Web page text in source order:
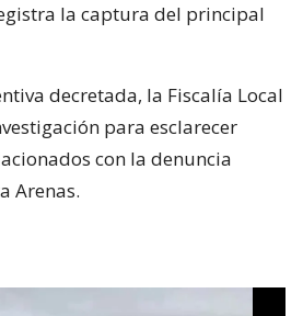
la captura del principal
decretada, la Fiscalía Local
para esclarecer
con la denuncia
Arenas.